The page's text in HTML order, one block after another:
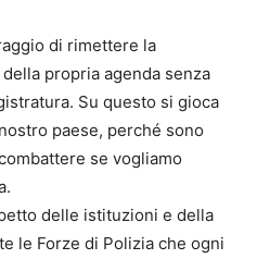
di rimettere la
propria agenda senza
Su questo si gioca
paese, perché sono
se vogliamo
delle istituzioni e della
le Forze di Polizia che ogni